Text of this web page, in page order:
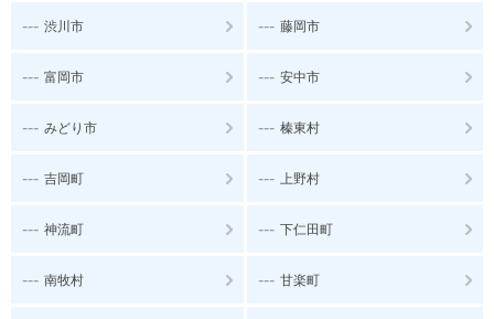
--- 渋川市 --- 藤岡市
--- 富岡市 --- 安中市
--- みどり市 --- 榛東村
--- 吉岡町 --- 上野村
--- 神流町 --- 下仁田町
--- 南牧村 --- 甘楽町